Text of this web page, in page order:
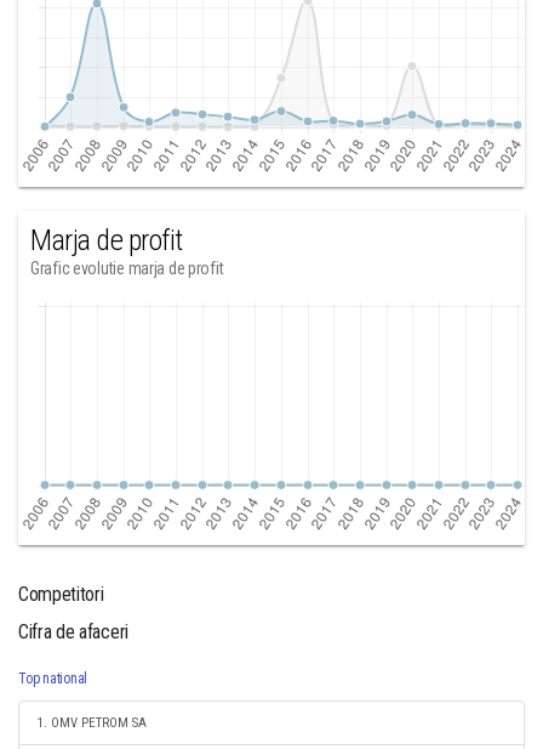
Marja de profit
Grafic evolutie marja de profit
Competitori
Cifra de afaceri
Top national
1. OMV PETROM SA